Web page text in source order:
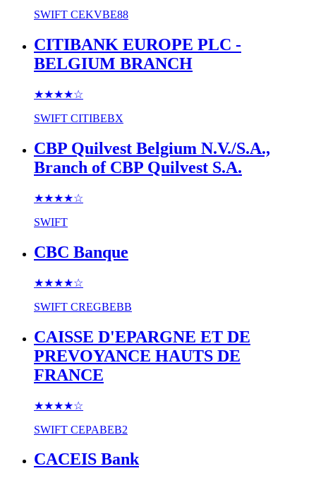
SWIFT CEKVBE88
CITIBANK EUROPE PLC -
BELGIUM BRANCH
★★★★☆
SWIFT CITIBEBX
CBP Quilvest Belgium N.V./S.A.,
Branch of CBP Quilvest S.A.
★★★★☆
SWIFT
CBC Banque
★★★★☆
SWIFT CREGBEBB
CAISSE D'EPARGNE ET DE
PREVOYANCE HAUTS DE
FRANCE
★★★★☆
SWIFT CEPABEB2
CACEIS Bank